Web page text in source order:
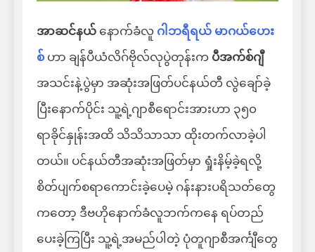
အာဆင်နယ် နောက်ခံလူ ဂါဘရီရယ် မာဂယ်ဟေး
စ်ဟာ ချန်ပီယံလိဂ်ဗိုလ်လုပွဲတုန်းက ပီအက်စ်ဂျီ
အသင်းနဲ့ပွဲမှာ အဆုံးအဖြတ်ပင်နယ်တီ လွဲချော်ခဲ့
ပြီးနောက်ပိုင်း သူ့ရဲ့ဂျာစီရောင်းအားဟာ ၃၅၀
ရာခိုင်နှုန်းအထိ သိသိသာသာ ထိုးတက်လာခဲ့ပါ
တယ်။ ပင်နယ်တီအဆုံးအဖြတ်မှာ ရှုံးနိမ့်ခဲ့ရလို့
စိတ်ပျက်စရာကောင်းခဲ့ပေမဲ့ ဂန်းနားပရိသတ်တွေ
ကတော့ ဒီဗဟိုနောက်ခံလူဘက်ကနေ ရပ်တည်
ပေးခဲ့ကြပြီး သူ့ရဲ့အမည်ပါတဲ့ ပုံတူဂျာစီအင်္ကျီတွေ